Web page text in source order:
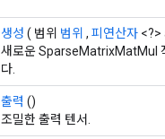
생성 ( 범위 범위 , 피연산자 <?>
새로운 SparseMatrixMatMul
다.
출력 ()
조밀한 출력 텐서.